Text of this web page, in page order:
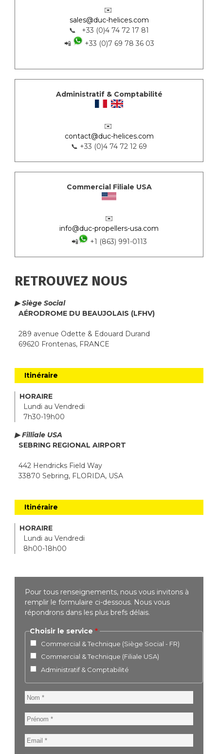
✉️
sales@duc-helices.com
📞 +33 (0)4 74 72 17 81
📲
+33 (0)7 69 78 36 03
Administratif & Comptabilité
✉️
contact@duc-helices.com
📞 +33 (0)4 74 72 12 69
Commercial Filiale USA
✉️
info@duc-propellers-usa.com
📲
+1 (863) 991-0113
RETROUVEZ NOUS
▶ Siège Social
AÉRODROME DU BEAUJOLAIS (LFHV)
289 avenue Odette & Edouard Durand
69620 Frontenas, FRANCE
Itinéraire
HORAIRE
Lundi au Vendredi
7h30-19h00
▶ Filliale USA
SEBRING REGIONAL AIRPORT
442 Hendricks Field Way
33870 Sebring, FLORIDA, USA
Itinéraire
HORAIRE
Lundi au Vendredi
8h00-18h00
Pour tous renseignements, nous vous invitons à
remplir le formulaire ci-dessous. Nous vous
répondrons dans les plus brefs délais.
Choisir le service
Commercial & Technique (Siège Social - FR)
Commercial & Technique (Filiale USA)
Administratif & Comptabilité
Nom
Prénom
Email